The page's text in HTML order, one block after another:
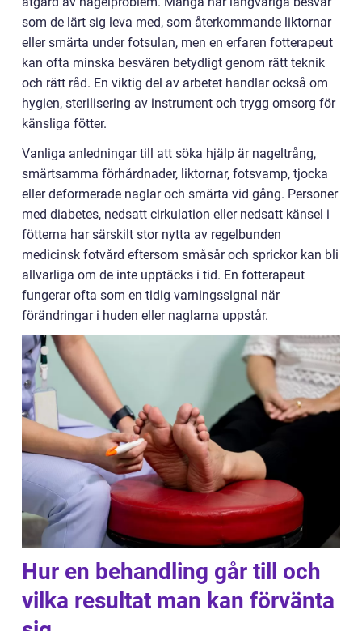
som de lärt sig leva med, som återkommande liktornar
eller smärta under fotsulan, men en erfaren fotterapeut
kan ofta minska besvären betydligt genom rätt teknik
och rätt råd. En viktig del av arbetet handlar också om
hygien, sterilisering av instrument och trygg omsorg för
känsliga fötter.
Vanliga anledningar till att söka hjälp är nageltrång,
smärtsamma förhårdnader, liktornar, fotsvamp, tjocka
eller deformerade naglar och smärta vid gång. Personer
med diabetes, nedsatt cirkulation eller nedsatt känsel i
fötterna har särskilt stor nytta av regelbunden
medicinsk fotvård eftersom småsår och sprickor kan bli
allvarliga om de inte upptäcks i tid. En fotterapeut
fungerar ofta som en tidig varningssignal när
förändringar i huden eller naglarna uppstår.
Hur en behandling går till och
vilka resultat man kan förvänta